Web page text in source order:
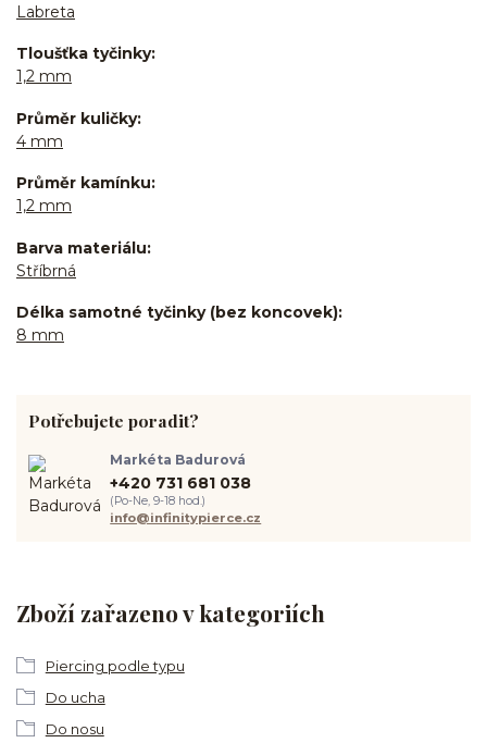
Labreta
Tloušťka tyčinky
1,2 mm
Průměr kuličky
4 mm
Průměr kamínku
1,2 mm
Barva materiálu
Stříbrná
Délka samotné tyčinky (bez koncovek)
8 mm
Zboží zařazeno v kategoriích
Piercing podle typu
Do ucha
Do nosu
Potřebujete poradit?
Markéta Badurová
+420 731 681 038
(Po-Ne, 9-18 hod.)
info@infinitypierce.cz